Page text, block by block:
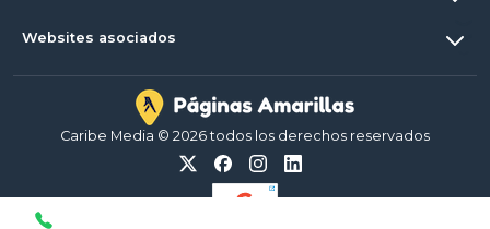
Websites asociados
Caribe Media © 2026 todos los derechos reservados